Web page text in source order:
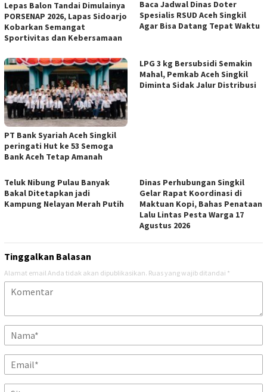
Lepas Balon Tandai Dimulainya
PORSENAP 2026, Lapas Sidoarjo
Kobarkan Semangat
Sportivitas dan Kebersamaan
Baca Jadwal Dinas Doter
Spesialis RSUD Aceh Singkil
Agar Bisa Datang Tepat Waktu
PT Bank Syariah Aceh Singkil
peringati Hut ke 53 Semoga
Bank Aceh Tetap Amanah
LPG 3 kg Bersubsidi Semakin
Mahal, Pemkab Aceh Singkil
Diminta Sidak Jalur Distribusi
Teluk Nibung Pulau Banyak
Bakal Ditetapkan jadi
Kampung Nelayan Merah Putih
Dinas Perhubungan Singkil
Gelar Rapat Koordinasi di
Maktuan Kopi, Bahas Penataan
Lalu Lintas Pesta Warga 17
Agustus 2026
Tinggalkan Balasan
Alamat email Anda tidak akan dipublikasikan. Ruas yang wajib ditandai *